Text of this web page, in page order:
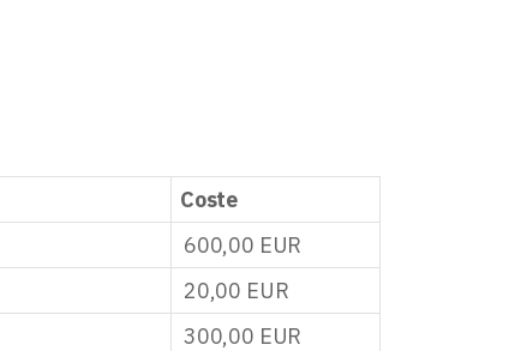
Coste
600,00 EUR
20,00 EUR
300,00 EUR